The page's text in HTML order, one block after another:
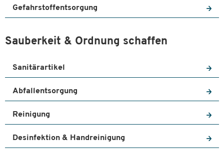
Gefahrstoffentsorgung
Sauberkeit & Ordnung schaffen
Sanitärartikel
Abfallentsorgung
Reinigung
Desinfektion & Handreinigung